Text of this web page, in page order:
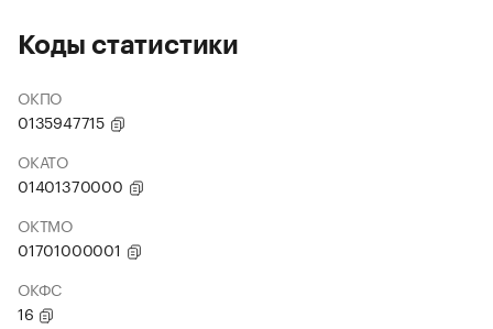
Коды статистики
ОКПО
0135947715
ОКАТО
01401370000
ОКТМО
01701000001
ОКФС
16